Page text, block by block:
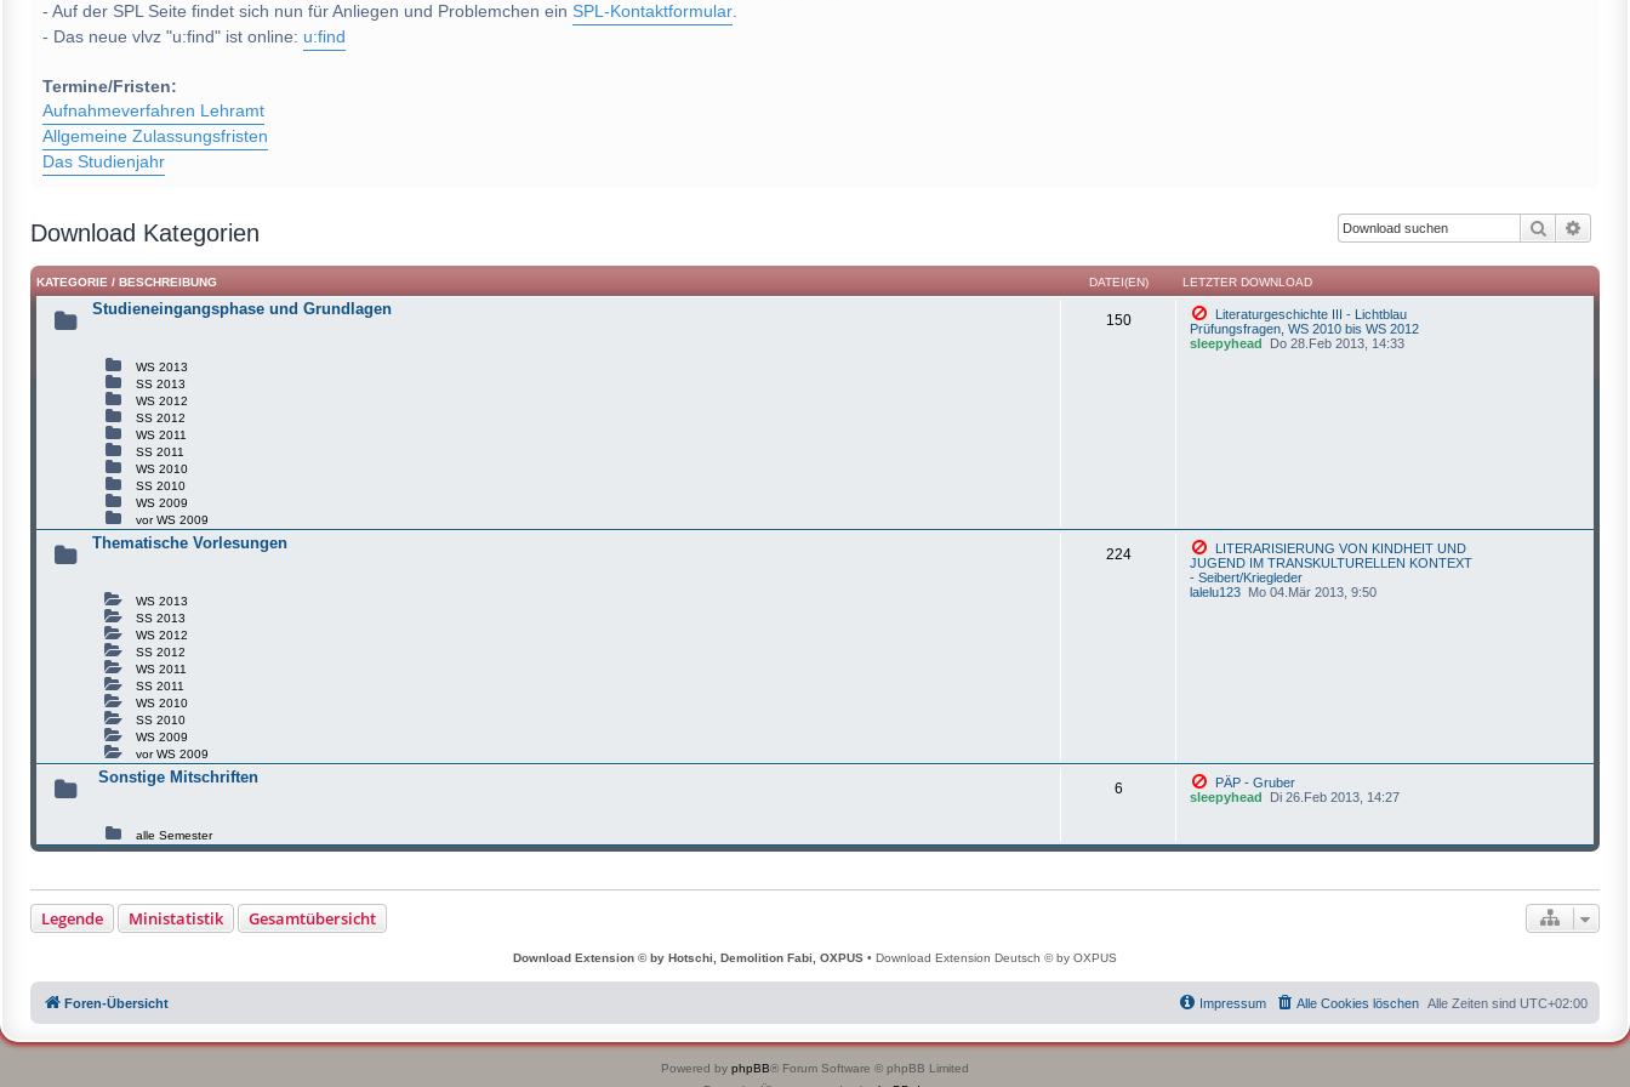
- Auf der SPL Seite findet sich nun für Anliegen und Problemchen ein SPL-Kontaktformular.
- Das neue vlvz "u:find" ist online: u:find
Termine/Fristen:
Aufnahmeverfahren Lehramt
Allgemeine Zulassungsfristen
Das Studienjahr
Download Kategorien Suche
KATEGORIE / BESCHREIBUNG DATEI(EN) LETZTER DOWNLOAD
Studieneingangsphase und Grundlagen
WS 2013
SS 2013
WS 2012
SS 2012
WS 2011
SS 2011
WS 2010
SS 2010
WS 2009
vor WS 2009
150
Literaturgeschichte III - Lichtblau
Prüfungsfragen, WS 2010 bis WS 2012
sleepyhead
Do 28.Feb 2013, 14:33
Thematische Vorlesungen
WS 2013
SS 2013
WS 2012
SS 2012
WS 2011
SS 2011
WS 2010
SS 2010
WS 2009
vor WS 2009
224
LITERARISIERUNG VON KINDHEIT UND
JUGEND IM TRANSKULTURELLEN KONTEXT
- Seibert/Kriegleder
lalelu123 Mo 04.Mär 2013, 9:50
Sonstige Mitschriften
alle Semester
6
PÄP - Gruber
sleepyhead
Di 26.Feb 2013, 14:27
Legende Ministatistik Gesamtübersicht
Download Extension © by Hotschi, Demolition Fabi, OXPUS • Download Extension Deutsch © by OXPUS
Foren-Übersicht Alle Zeiten sind UTC+02:00
Alle Cookies löschen
Impressum
Powered by phpBB® Forum Software © phpBB Limited